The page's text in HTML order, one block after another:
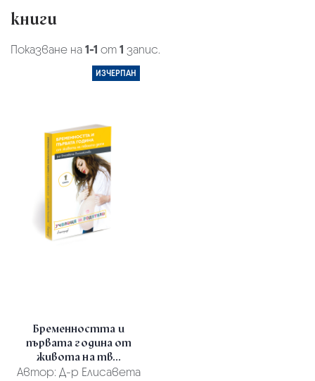
книги
Показване на1-1 от1 запис.
ИЗЧЕРПАН
Бременността и
първата година от
живота на тв...
Автор: Д-р Елисавета